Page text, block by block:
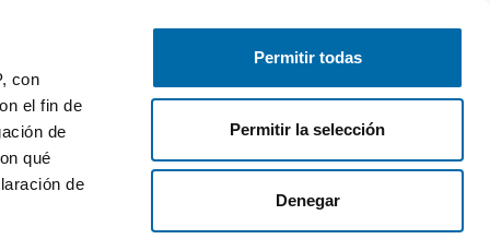
con
el fin de
de
qué
de
Permitir todas
Permitir la selección
Denegar
Publica gratis Inicia sesión
- 2
No dejes que te adelanten. Recibe en